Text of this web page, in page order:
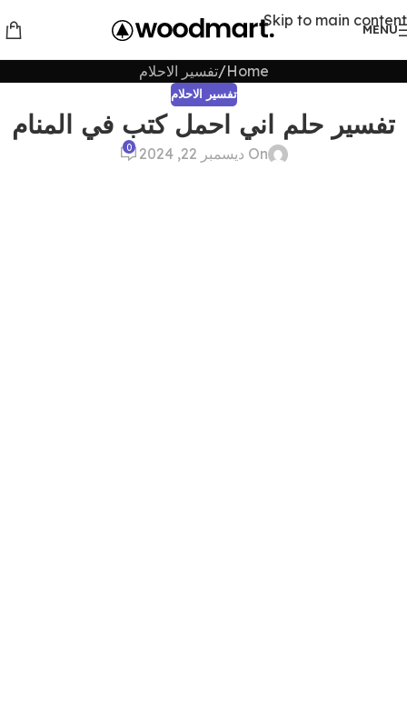
Skip to main content
MENU
Home تفسير الاحلام
تفسير الاحلام
تفسير حلم اني احمل كتب في المنام
On ديسمبر 22, 2024 0